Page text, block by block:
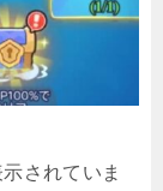
されていま